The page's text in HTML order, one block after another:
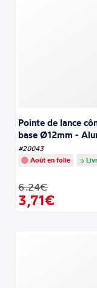
Pointe de lance
base Ø12mm -
#20043
Août en folie
6.24€
3,71€